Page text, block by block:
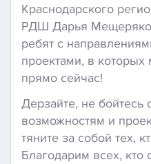
Краснодарского
РДШ Дарья
ребят с
проектами, в которых
прямо сейчас!
Дерзайте, не бойтесь
возможностям и
тяните за собой тех,
Благодарим всех, кто